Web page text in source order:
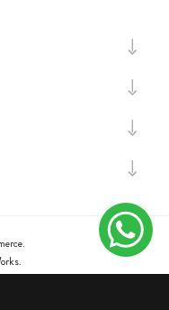
- Todos los derechos